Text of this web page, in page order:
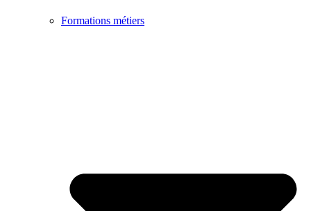
Formations métiers